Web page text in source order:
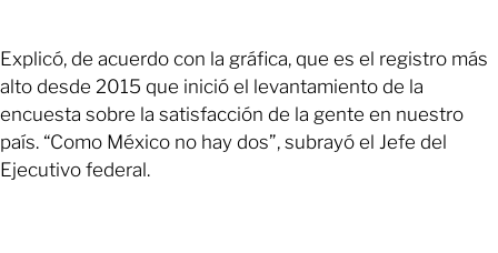
Explicó, de acuerdo con la gráfica, que es el registro más
alto desde 2015 que inició el levantamiento de la
encuesta sobre la satisfacción de la gente en nuestro
país. “Como México no hay dos”, subrayó el Jefe del
Ejecutivo federal.